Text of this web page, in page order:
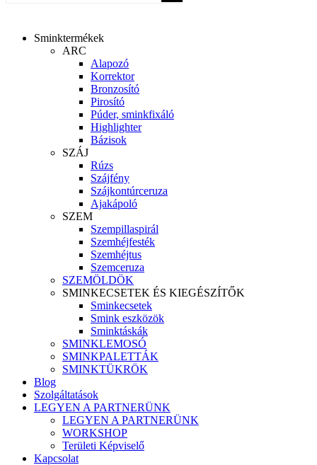
Sminktermékek
ARC
Alapozó
Korrektor
Bronzosító
Pirosító
Púder, sminkfixáló
Highlighter
Bázisok
SZÁJ
Rúzs
Szájfény
Szájkontúrceruza
Ajakápoló
SZEM
Szempillaspirál
Szemhéjfesték
Szemhéjtus
Szemceruza
SZEMÖLDÖK
SMINKECSETEK ÉS KIEGÉSZÍTŐK
Sminkecsetek
Smink eszközök
Sminktáskák
SMINKLEMOSÓ
SMINKPALETTÁK
SMINKTÜKRÖK
Blog
Szolgáltatások
LEGYEN A PARTNERÜNK
LEGYEN A PARTNERÜNK
WORKSHOP
Területi Képviselő
Kapcsolat